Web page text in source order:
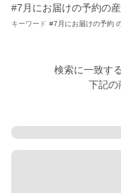
#7月にお届けの予約の
キーワード #7月にお届けの予約
検索に一致す
下記の